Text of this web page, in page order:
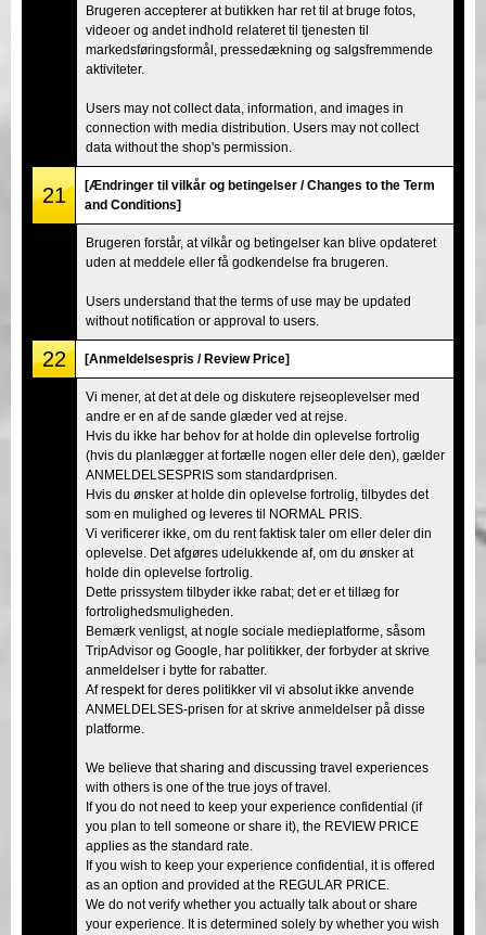
Brugeren accepterer at butikken har ret til at bruge fotos,
videoer og andet indhold relateret til tjenesten til
markedsføringsformål, pressedækning og salgsfremmende
aktiviteter.
Users may not collect data, information, and images in
connection with media distribution. Users may not collect
data without the shop's permission.
21
[Ændringer til vilkår og betingelser / Changes to the Term
and Conditions]
Brugeren forstår, at vilkår og betingelser kan blive opdateret
uden at meddele eller få godkendelse fra brugeren.
Users understand that the terms of use may be updated
without notification or approval to users.
22 [Anmeldelsespris / Review Price]
Vi mener, at det at dele og diskutere rejseoplevelser med
andre er en af de sande glæder ved at rejse.
Hvis du ikke har behov for at holde din oplevelse fortrolig
(hvis du planlægger at fortælle nogen eller dele den), gælder
ANMELDELSESPRIS som standardprisen.
Hvis du ønsker at holde din oplevelse fortrolig, tilbydes det
som en mulighed og leveres til NORMAL PRIS.
Vi verificerer ikke, om du rent faktisk taler om eller deler din
oplevelse. Det afgøres udelukkende af, om du ønsker at
holde din oplevelse fortrolig.
Dette prissystem tilbyder ikke rabat; det er et tillæg for
fortrolighedsmuligheden.
Bemærk venligst, at nogle sociale medieplatforme, såsom
TripAdvisor og Google, har politikker, der forbyder at skrive
anmeldelser i bytte for rabatter.
Af respekt for deres politikker vil vi absolut ikke anvende
ANMELDELSES-prisen for at skrive anmeldelser på disse
platforme.
We believe that sharing and discussing travel experiences
with others is one of the true joys of travel.
If you do not need to keep your experience confidential (if
you plan to tell someone or share it), the REVIEW PRICE
applies as the standard rate.
If you wish to keep your experience confidential, it is offered
as an option and provided at the REGULAR PRICE.
We do not verify whether you actually talk about or share
your experience. It is determined solely by whether you wish